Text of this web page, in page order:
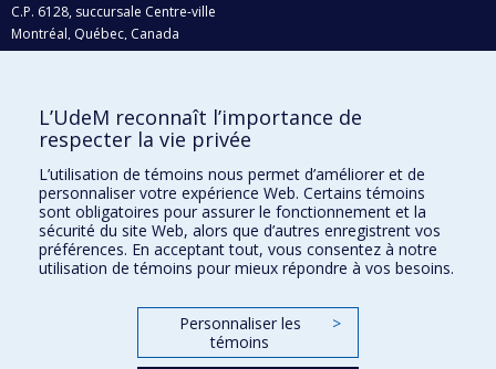
C.P. 6128, succursale Centre-ville
Montréal, Québec, Canada
H3C 3J7
Qui fait quoi?
Nous trouver
Plan du site
Accessibilité
L’UdeM reconnaît l’importance de
respecter la vie privée
L’utilisation de témoins nous permet d’améliorer et de
personnaliser votre expérience Web. Certains témoins
sont obligatoires pour assurer le fonctionnement et la
sécurité du site Web, alors que d’autres enregistrent vos
préférences. En acceptant tout, vous consentez à notre
utilisation de témoins pour mieux répondre à vos besoins.
Personnaliser les
témoins
>